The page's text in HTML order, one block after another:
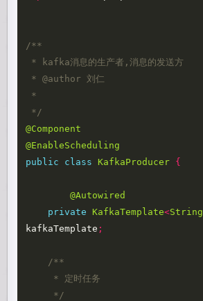
/**
*/
@Component
@EnableScheduling
public
class KafkaProducer {
@Autowired
private
KafkaTemplate<String
kafkaTemplate ;
/**
     */